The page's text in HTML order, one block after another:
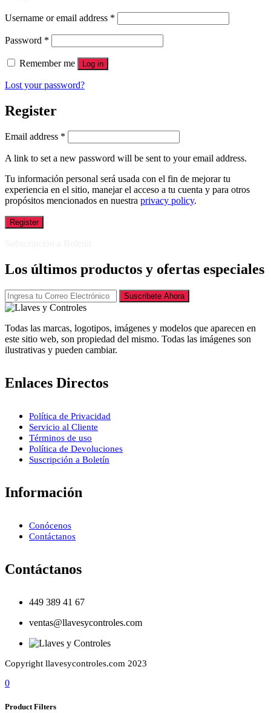
Username or email address *
Password *
Remember me Log in
Lost your password?
Register
Email address *
A link to set a new password will be sent to your email address.
Tu información personal será usada con el fin de mejorar tu
experiencia en el sitio, manejar el acceso a tu cuenta y para otros
propósitos mencionados en nuestra privacy policy.
Register
Los últimos productos y ofertas especiales
Suscribete Ahora
Todas las marcas, logotipos, imágenes y modelos que aparecen en
este sitio web, son propiedad del mismo. Todas las imágenes son
ilustrativas y pueden cambiar.
Enlaces Directos
Política de Privacidad
Servicio al Cliente
Términos de uso
Política de Devoluciones
Suscripción a Boletín
Información
Conócenos
Contáctanos
Contáctanos
449 389 41 67
ventas@llavesycontroles.com
Copyright llavesycontroles.com 2023
0
Product Filters